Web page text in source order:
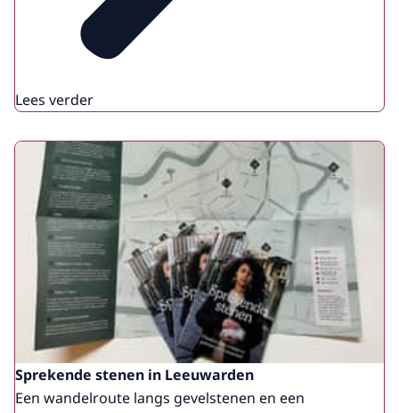
Lees verder
Sprekende stenen in Leeuwarden
Een wandelroute langs gevelstenen en een